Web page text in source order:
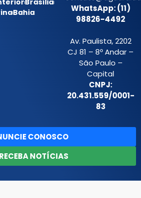
Brasília
Bahia
WhatsApp: (11)
98826-4492
Av. Paulista, 2202
CJ 81 – 8º Andar –
São Paulo –
Capital
CNPJ:
20.431.559/0001-
83
CONOSCO
RECEBA NOTÍCIAS